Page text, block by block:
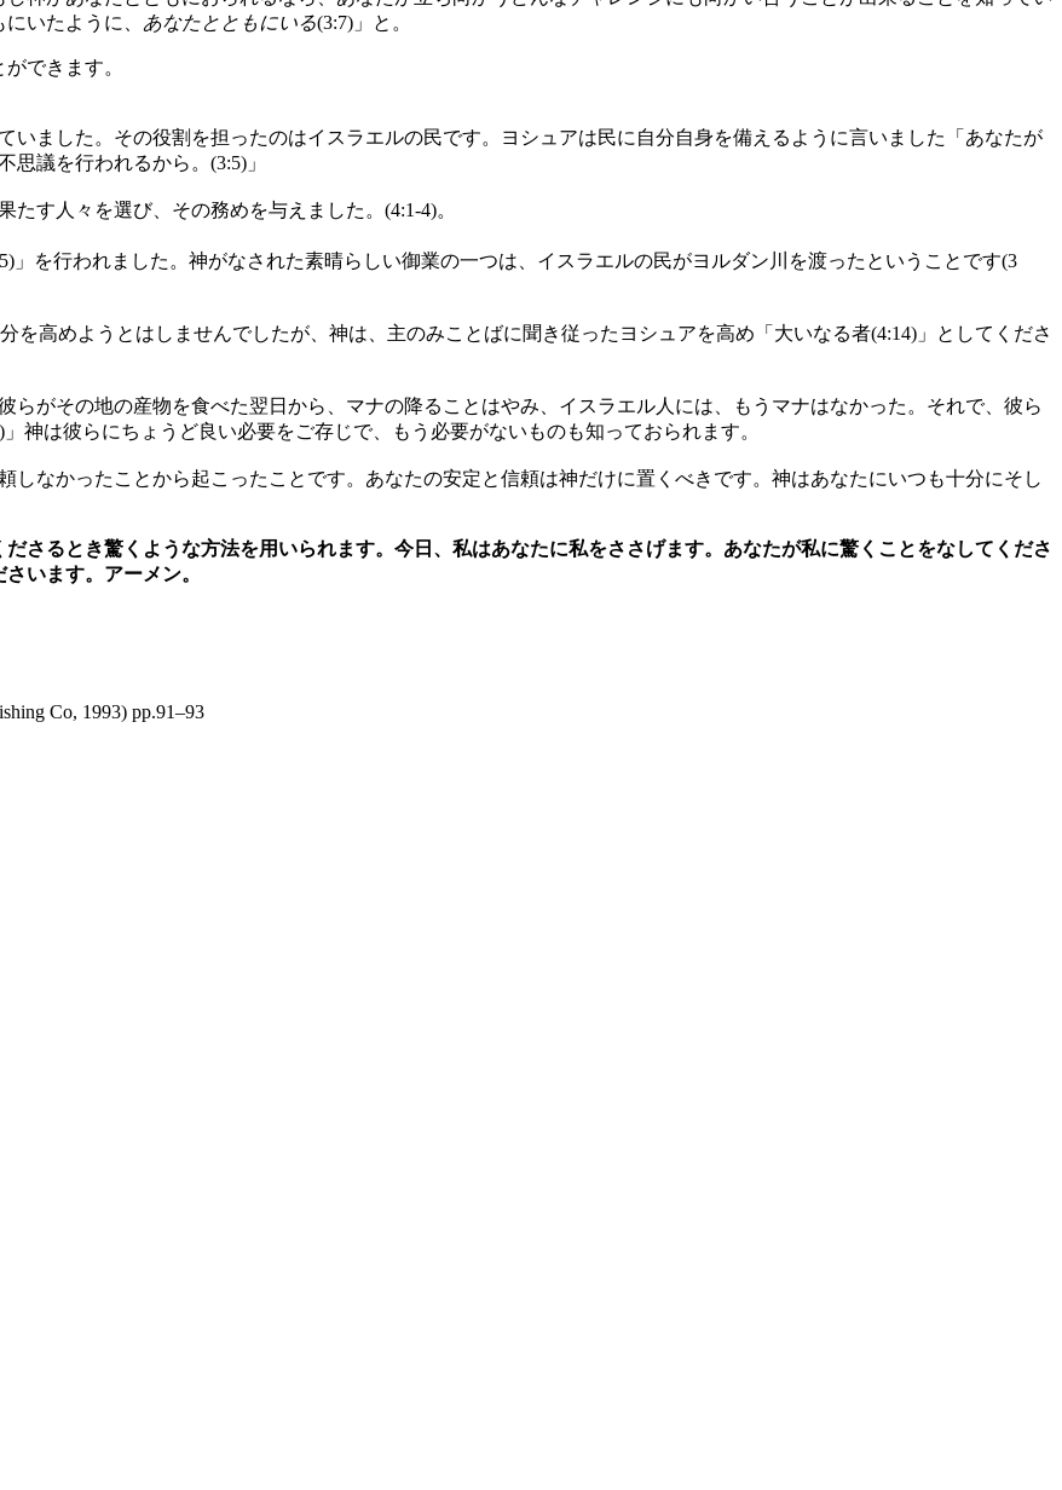
いたように、 あなたとともにいる(3:7)」と。
できます。
いました。その役割を担ったのはイスラエルの民です。ヨシュアは民に自分自身を備えるように言いました「あなたが
議を行われるから。(3:5)」
す人々を選び、その務めを与えました。(4:1-4)。
」を行われました。神がなされた素晴らしい御業の一つは、イスラエルの民がヨルダン川を渡ったということです(3
を高めようとはしませんでしたが、神は、主のみことばに聞き従ったヨシュアを高め「大いなる者(4:14)」としてくださ
らがその地の産物を食べた翌日から、マナの降ることはやみ、イスラエル人には、もうマナはなかった。それで、彼ら
神は彼らにちょうど良い必要をご存じで、もう必要がないものも知っておられます。
しなかったことから起こったことです。あなたの安定と信頼は神だけに置くべきです。神はあなたにいつも十分にそし
さるとき驚くような方法を用いられます。今日、私はあなたに私をささげます。あなたが私に驚くことをなしてくださ
います。アーメン。
Co, 1993) pp.91–93